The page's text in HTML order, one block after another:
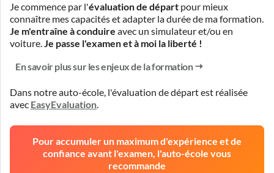
Je commence par l'évaluation de départ pour mieux
connaître mes capacités et adapter la durée de ma formation.
Je m'entraîne à conduire avec un simulateur et/ou en
voiture. Je passe l'examen et à moi la liberté !
En savoir plus sur les enjeux de la formation
Dans notre auto-école, l'évaluation de départ est réalisée
avec EasyEvaluation
Pour accumuler un maximum d'expérience et de
confiance avant l'examen, l'auto-école vous
recommande